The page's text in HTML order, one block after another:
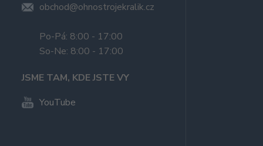
obchod@ohnostrojekralik.cz
Po-Pá: 8:00 - 17:00
So-Ne: 8:00 - 17:00
JSME TAM, KDE JSTE VY
YouTube